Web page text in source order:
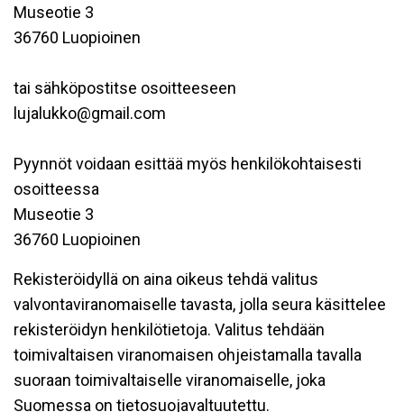
Museotie 3
36760 Luopioinen
tai sähköpostitse osoitteeseen
lujalukko@gmail.com
Pyynnöt voidaan esittää myös henkilökohtaisesti
osoitteessa
Museotie 3
36760 Luopioinen
Rekisteröidyllä on aina oikeus tehdä valitus
valvontaviranomaiselle tavasta, jolla seura käsittelee
rekisteröidyn henkilötietoja. Valitus tehdään
toimivaltaisen viranomaisen ohjeistamalla tavalla
suoraan toimivaltaiselle viranomaiselle, joka
Suomessa on tietosuojavaltuutettu.